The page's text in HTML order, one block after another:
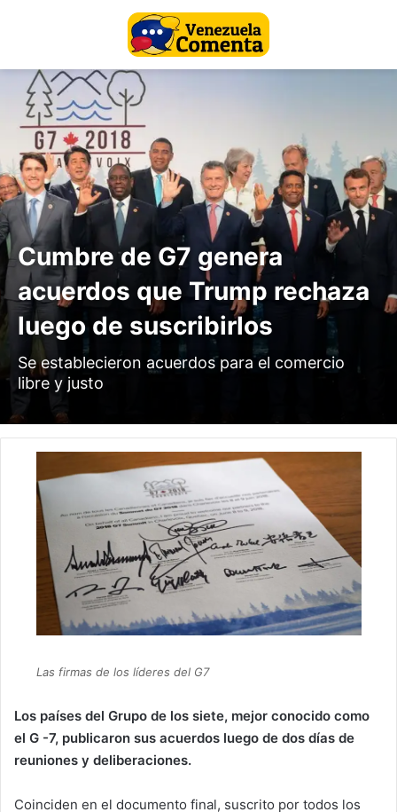
Cumbre de G7 genera
acuerdos que Trump rechaza
luego de suscribirlos
Se establecieron acuerdos para el comercio
libre y justo
Las firmas de los líderes del G7
Los países del Grupo de los siete, mejor conocido como
el G -7, publicaron sus acuerdos luego de dos días de
reuniones y deliberaciones.
Coinciden en el documento final, suscrito por todos los